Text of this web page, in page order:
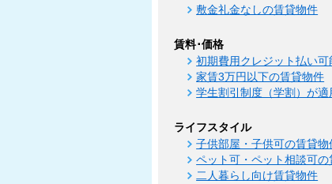
敷金礼金なしの賃貸物件
賃料･価格
初期費用クレジット払い
家賃3万円以下の賃貸物件
学生割引制度（学割）が
ライフスタイル
子供部屋・子供可の賃貸物
ペット可・ペット相談可の
二人暮らし向け賃貸物件